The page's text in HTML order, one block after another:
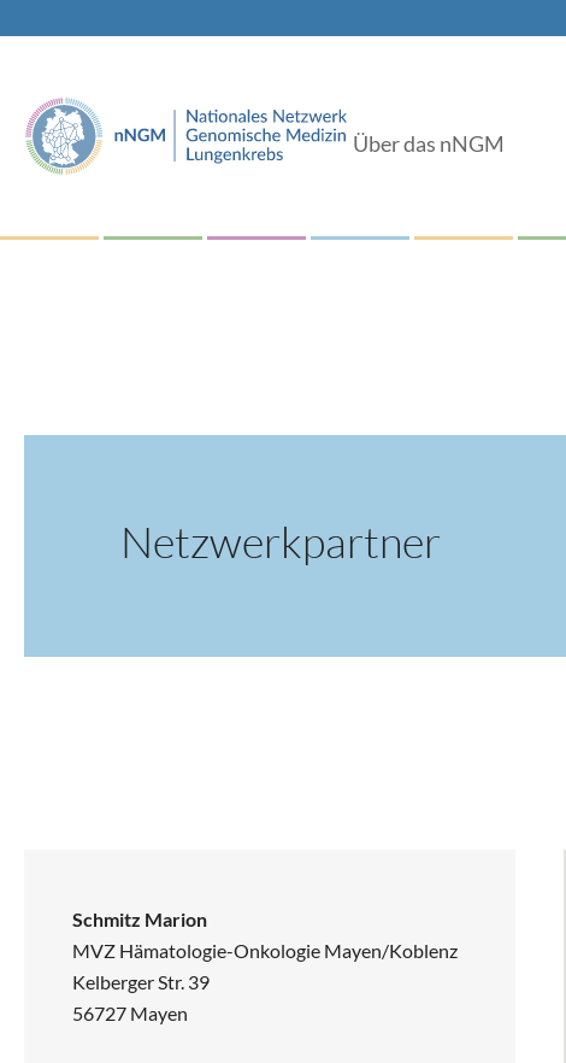
Über das nNGM
Netzwerkpartner
Schmitz Marion
MVZ Hämatologie-Onkologie Mayen/Koblenz
Kelberger Str. 39
56727 Mayen